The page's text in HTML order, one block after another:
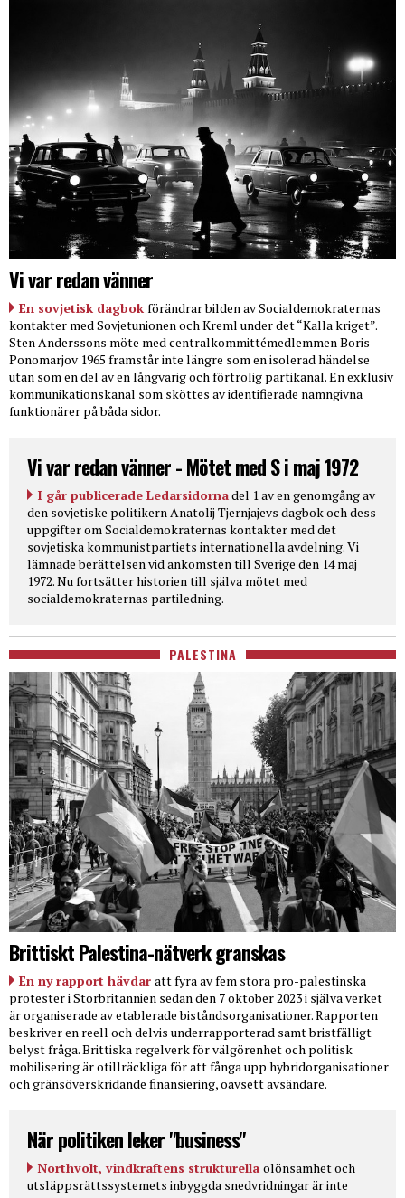
Vi var redan vänner
En sovjetisk dagbok förändrar bilden av Socialdemokraternas
kontakter med Sovjetunionen och Kreml under det “Kalla kriget”.
Sten Anderssons möte med centralkommittémedlemmen Boris
Ponomarjov 1965 framstår inte längre som en isolerad händelse
utan som en del av en långvarig och förtrolig partikanal. En exklusiv
kommunikationskanal som sköttes av identifierade namngivna
funktionärer på båda sidor.
Vi var redan vänner - Mötet med S i maj 1972
I går publicerade Ledarsidornadel 1 av en genomgång av
den sovjetiske politikern Anatolij Tjernjajevs dagbok och dess
uppgifter om Socialdemokraternas kontakter med det
sovjetiska kommunistpartiets internationella avdelning. Vi
lämnade berättelsen vid ankomsten till Sverige den 14 maj
1972. Nu fortsätter historien till själva mötet med
socialdemokraternas partiledning.
PALESTINA
Brittiskt Palestina-nätverk granskas
En ny rapport hävdar att fyra av fem stora pro-palestinska
protester i Storbritannien sedan den 7 oktober 2023 i själva verket
är organiserade av etablerade biståndsorganisationer. Rapporten
beskriver en reell och delvis underrapporterad samt bristfälligt
belyst fråga. Brittiska regelverk för välgörenhet och politisk
mobilisering är otillräckliga för att fånga upp hybridorganisationer
och gränsöverskridande finansiering, oavsett avsändare.
När politiken leker "business"
Northvolt, vindkraftens strukturella olönsamhet och
utsläppsrättssystemets inbyggda snedvridningar är inte